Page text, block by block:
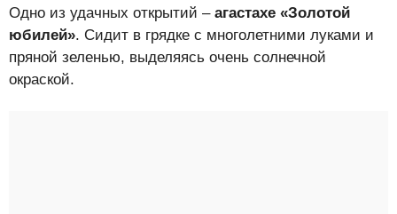
Одно из удачных открытий – агастахе «Золотой
юбилей». Сидит в грядке с многолетними луками и
пряной зеленью, выделяясь очень солнечной
окраской.